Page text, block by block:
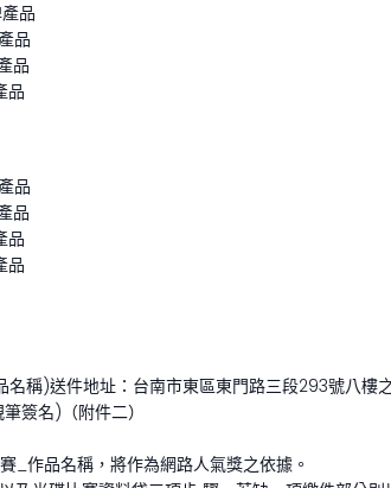
品
品
品
品
品
品
品
品
稱)送件地址：台南市東區東門路三段293號八樓
簽名)（附件二）
作品名稱，將作為網路人氣獎之依據。